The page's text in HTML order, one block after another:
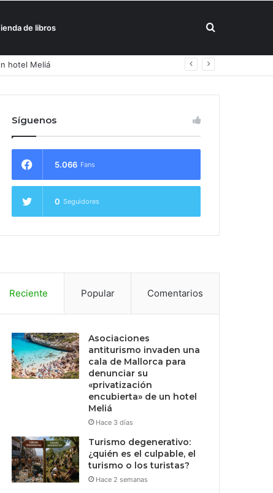
de libros Buscar
hotel Meliá
Síguenos
5.066 Fans
0 Seguidores
Reciente Popular Comentarios
Asociaciones
antiturismo invaden una
cala de Mallorca para
denunciar su
«privatización
encubierta» de un hotel
Meliá
Hace 3 días
Turismo degenerativo:
¿quién es el culpable, el
turismo o los turistas?
Hace 2 semanas